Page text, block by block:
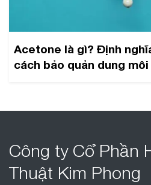
Acetone là gì? Định
cách bảo quản dung
Công ty Cổ Phần
Thuật Kim Phong